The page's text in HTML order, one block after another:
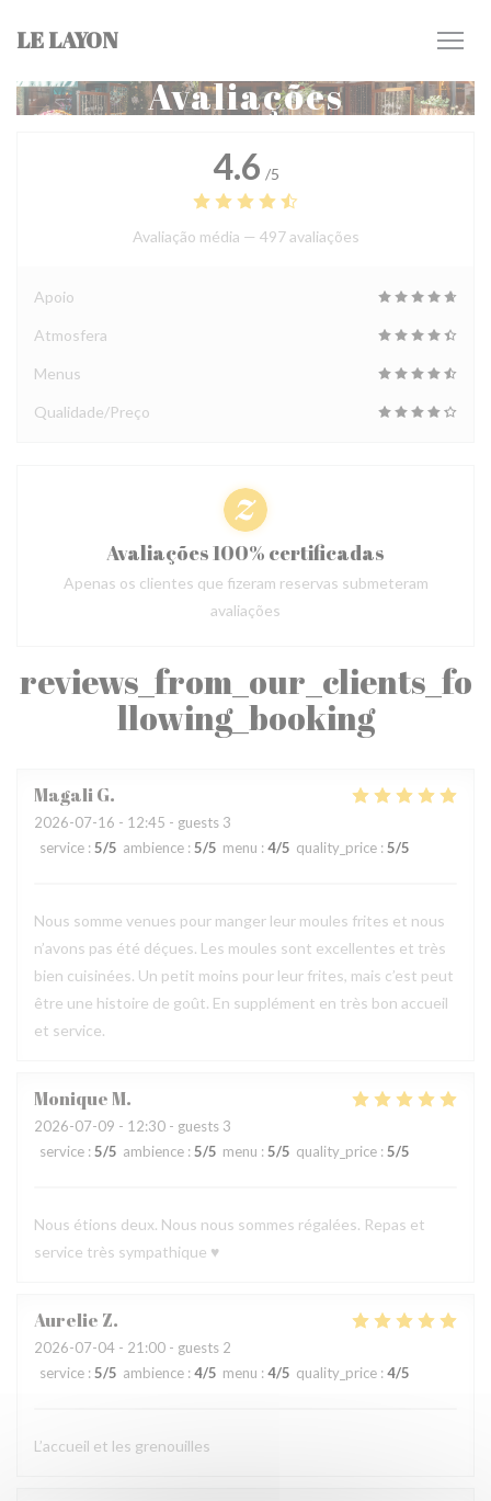
LE LAYON
Avaliações
reviews_from_our_clients_fo
llowing_booking
MagaliG
2026-07-16 - 12:45 - guests 3
service : 5/5 ambience : 5/5 menu : 4/5 quality_price : 5/5
Nous somme venues pour manger leur moules frites et nous
n’avons pas été déçues. Les moules sont excellentes et très
bien cuisinées. Un petit moins pour leur frites, mais c’est peut
être une histoire de goût. En supplément en très bon accueil
et service.
MoniqueM
2026-07-09 - 12:30 - guests 3
service : 5/5 ambience : 5/5 menu : 5/5 quality_price : 5/5
Nous étions deux. Nous nous sommes régalées. Repas et
service très sympathique ♥️
Aurelie Z
2026-07-04 - 21:00 - guests 2
service : 5/5 ambience : 4/5 menu : 4/5 quality_price : 4/5
L’accueil et les grenouilles
4.6 /5
Avaliação média — 497 avaliações
Apoio
Atmosfera
Menus
Qualidade/Preço
Avaliações 100% certificadas
Apenas os clientes que fizeram reservas submeteram
avaliações